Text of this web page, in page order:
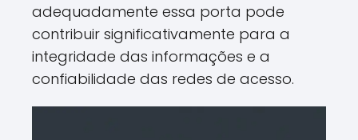
adequadamente essa porta pode
contribuir significativamente para a
integridade das informações e a
confiabilidade das redes de acesso.